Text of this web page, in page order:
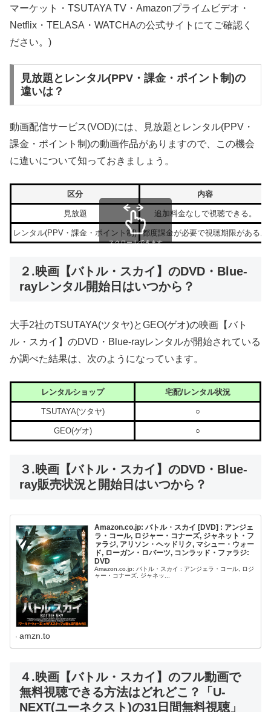
マーケット・TSUTAYA TV・Amazonプライムビデオ・
Netflix・TELASA・WATCHAの公式サイトにてご確認く
ださい。)
見放題とレンタル(PPV・課金・ポイント制)の
違いは？
動画配信サービス(VOD)には、見放題とレンタル(PPV・
課金・ポイント制)の動画作品がありますので、この機会
に違いについて知っておきましょう。
区分 内容
見放題 追加料金なしで視聴できる。
レンタル(PPV・課金・ポイント制) 都度課金が必要で視聴期限がある。
スクロールできます
２.映画【バトル・スカイ】のDVD・Blue-
rayレンタル開始日はいつから？
大手2社のTSUTAYA(ツタヤ)とGEO(ゲオ)の映画【バト
ル・スカイ】のDVD・Blue-rayレンタルが開始されている
か調べた結果は、次のようになっています。
レンタルショップ 宅配/レンタル状況
TSUTAYA(ツタヤ) ○
GEO(ゲオ) ○
３.映画【バトル・スカイ】のDVD・Blue-
ray販売状況と開始日はいつから？
Amazon.co.jp: バトル・スカイ [DVD] : アンジェ
ラ・コール, ロジャー・コナーズ, ジャネット・フ
ァラジ, アリソン・ヘッドリク, マシュー・ウォー
ド, ローガン・ロバーツ, コンラッド・ファラジ:
DVD
Amazon.co.jp: バトル・スカイ : アンジェラ・コール, ロジ
ャー・コナーズ, ジャネッ...
amzn.to
４.映画【バトル・スカイ】のフル動画で
無料視聴できる方法はどれどこ？「U-
NEXT(ユーネクスト)の31日間無料視聴」